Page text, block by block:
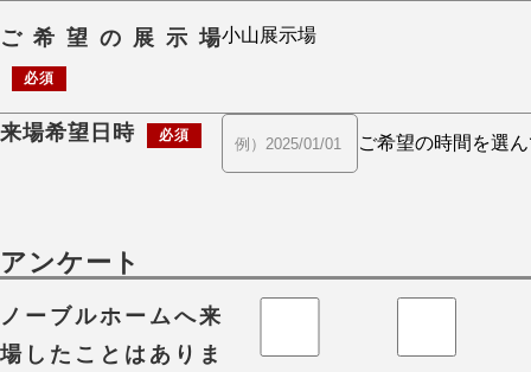
ご希望の展示場
必須
来場希望日時 必須
アンケート
ノーブルホームへ来
場したことはありま